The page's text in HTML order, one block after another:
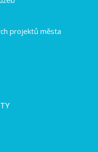
projektů města